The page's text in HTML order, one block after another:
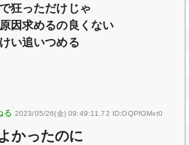
狂っただけじゃ
因求めるの良くない
い追いつめる
2023/05/26(金) 09:49:11.72 ID:OQPfGMxt0
かったのに